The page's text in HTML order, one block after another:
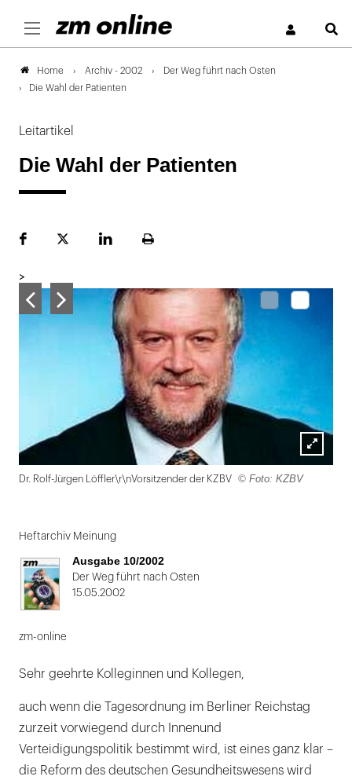
Home Archiv - 2002
Der Weg führt nach Osten
Die Wahl der Patienten
Leitartikel
Die Wahl der Patienten
FacebookPlattformLinekdInSeite
>
Lightbox
öffnen
Dr. Rolf-Jürgen Löffler\r\nVorsitzender der KZBV © Foto: KZBV
1
von
2
Heftarchiv Meinung
Ausgabe 10/2002
Der Weg führt nach Osten
15.05.2002
zm-online
Sehr geehrte Kolleginnen und Kollegen,
auch wenn die Tagesordnung im Berliner Reichstag
zurzeit vorwiegend durch Innenund
Verteidigungspolitik bestimmt wird, ist eines ganz klar –
die Reform des deutschen Gesundheitswesens wird